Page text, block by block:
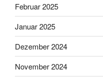
Februar 2025
Januar 2025
Dezember 2024
November 2024